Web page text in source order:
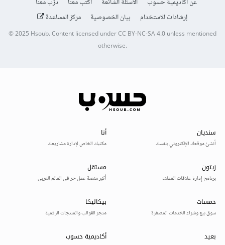
عن أكاديمية حسوب الأسئلة الشائعة اكتب معنا
درّب معنا
إرشادات الاستخدام
بيان الخصوصية مركز المساعدة
© 2025Hsoub.Content licensed underCC BY-NC-SA 4.0unless mentioned
otherwise.